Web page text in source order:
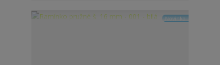
Novinka